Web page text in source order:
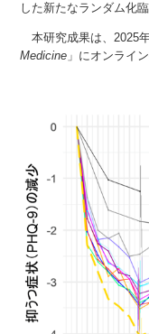
した新たなランダム化
本研究成果は、2025
Medicine 」にオンライ